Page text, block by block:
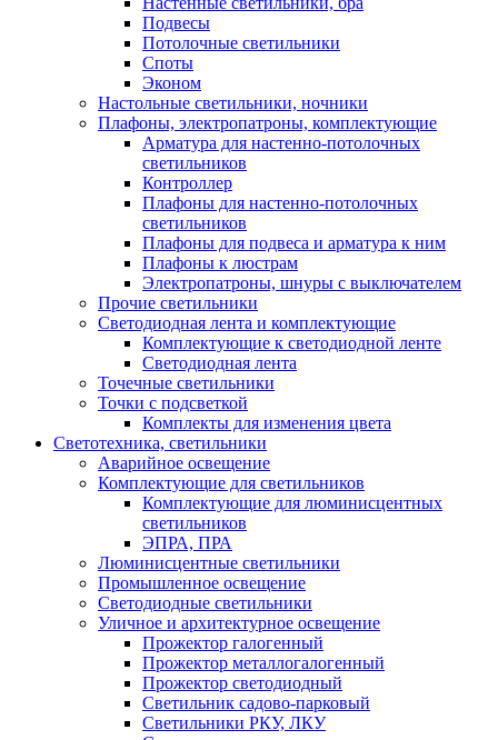
Подвесы
Потолочные светильники
Споты
Эконом
Настольные светильники, ночники
Плафоны, электропатроны, комплектующие
Арматура для настенно-потолочных
светильников
Контроллер
Плафоны для настенно-потолочных
светильников
Плафоны для подвеса и арматура к ним
Плафоны к люстрам
Электропатроны, шнуры с выключателем
Прочие светильники
Светодиодная лента и комплектующие
Комплектующие к светодиодной ленте
Светодиодная лента
Точечные светильники
Точки с подсветкой
Комплекты для изменения цвета
Светотехника, светильники
Аварийное освещение
Комплектующие для светильников
Комплектующие для люминисцентных
светильников
ЭПРА, ПРА
Люминисцентные светильники
Промышленное освещение
Светодиодные светильники
Уличное и архитектурное освещение
Прожектор галогенный
Прожектор металлогалогенный
Прожектор светодиодный
Светильник садово-парковый
Светильники РКУ, ЛКУ